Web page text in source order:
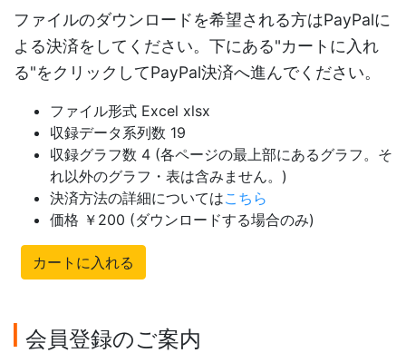
ファイルのダウンロードを希望される方はPayPalに
よる決済をしてください。下にある"カートに入れ
る"をクリックしてPayPal決済へ進んでください。
ファイル形式 Excel xlsx
収録データ系列数 19
収録グラフ数 4 (各ページの最上部にあるグラフ。そ
れ以外のグラフ・表は含みません。)
決済方法の詳細についてはこちら
価格 ￥200 (ダウンロードする場合のみ)
カートに入れる
会員登録のご案内